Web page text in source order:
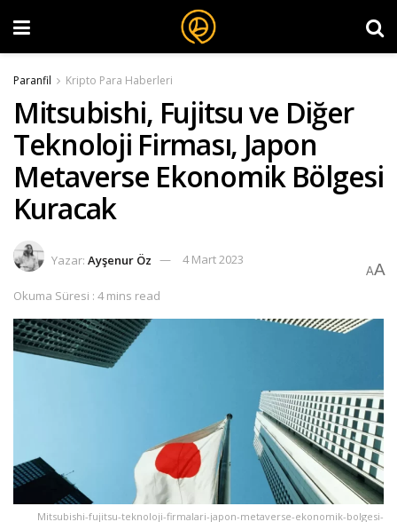
Paranfil Kripto Para Haberleri
Mitsubishi, Fujitsu ve Diğer
Teknoloji Firması, Japon
Metaverse Ekonomik Bölgesi
Kuracak
Yazar: Ayşenur Öz 4 Mart 2023
Okuma Süresi : 4 mins read
AA
Mitsubishi-fujitsu-teknoloji-firmalari-japon-metaverse-ekonomik-bolgesi-